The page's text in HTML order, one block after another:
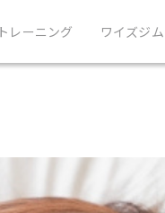
トレーニング ワイズジ